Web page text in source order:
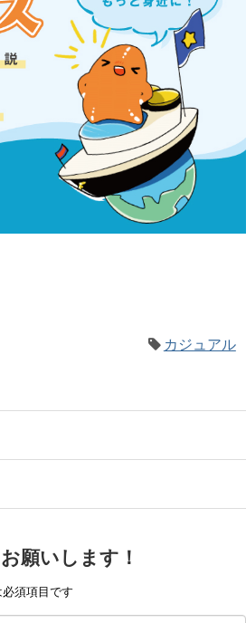
カジュアル
願いします！
須項目です